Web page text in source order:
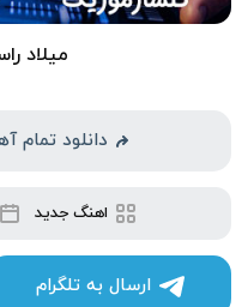
میلاد
دانلود تمام
اهنگ جدید
ارسال به تلگرام